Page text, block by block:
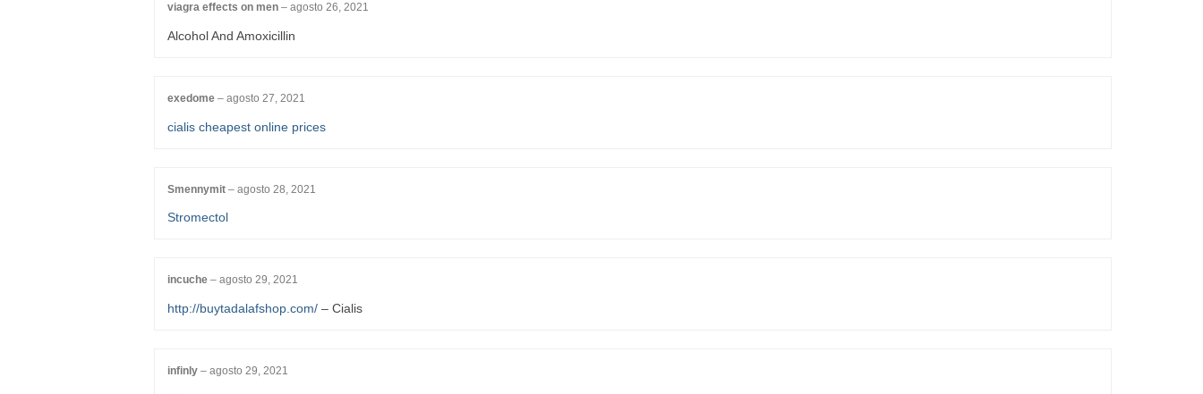
viagra effects on men – agosto 26, 2021
Alcohol And Amoxicillin
exedome – agosto 27, 2021
cialis cheapest online prices
Smennymit – agosto 28, 2021
Stromectol
incuche – agosto 29, 2021
http://buytadalafshop.com/ – Cialis
infinly – agosto 29, 2021